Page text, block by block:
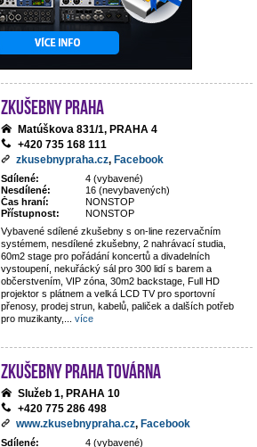
Zkušebny Praha
Matúškova 831/1, PRAHA 4
+420 735 168 111
zkusebnypraha.cz, Facebook
Sdílené:
4 (vybavené)
Nesdílené:
16 (nevybavených)
Čas hraní:
NONSTOP
Přístupnost:
NONSTOP
Vybavené sdílené zkušebny s on-line rezervačním
systémem, nesdílené zkušebny, 2 nahrávací studia,
60m2 stage pro pořádání koncertů a divadelních
vystoupení, nekuřácký sál pro 300 lidí s barem a
občerstvením, VIP zóna, 30m2 backstage, Full HD
projektor s plátnem a velká LCD TV pro sportovní
přenosy, prodej strun, kabelů, paliček a dalších potřeb
pro muzikanty,
více
Zkušebny Praha Továrna
Služeb 1, PRAHA 10
+420 775 286 498
www.zkusebnypraha.cz, Facebook
Sdílené:
4 (vybavené)